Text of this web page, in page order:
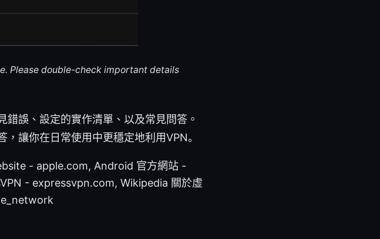
Please double-check important details
誤、設定的實作清單、以及常見問答。
讓你在日常使用中更穩定地利用VPN。
- apple.com, Android 官方網站 -
- expressvpn.com, Wikipedia 關於虛